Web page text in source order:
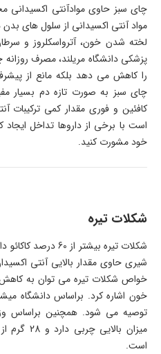
چای سبز حاوی موادآنتی اکسیدانی
مواد آنتی اکسیدانی از سلول های بدن
لخته شدن خون، آترواسکلروز و
پزشکی دانشگاه مریلند، مصرف روزانه
را کاهش می دهد بلکه مانع از
چای سبز به صورت تازه دم بسیار
کافئین و فوری مقدار کمی ترکیبات
است با برخی از داروها تداخل ایجاد
خود مشورت کنید.
شکلات تیره
شکلات تیره بیشتر از
شیری حاوی مقدار بالایی آنتی
خواص شکلات تیره می توان به
توصیه می شود. همچنین براساس
است.